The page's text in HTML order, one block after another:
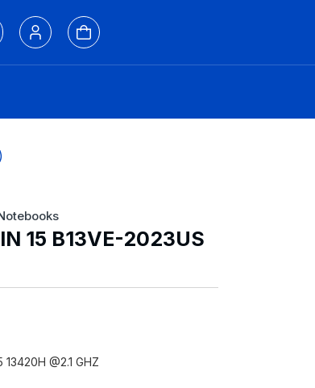
15 B13VE-2023US
@2.1 GHZ